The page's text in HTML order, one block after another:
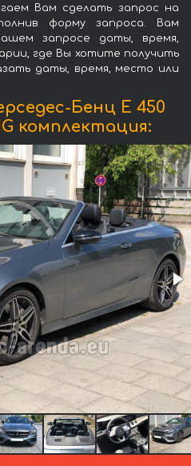
Вам сделать запрос на
форму запроса. Вам
запросе даты, время,
где Вы хотите получить
даты, время, место или
Бенц E 450
комплектация: